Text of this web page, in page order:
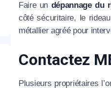
Faire un dépannage du
côté sécuritaire, le
métallier agréé pour
Contactez
Plusieurs propriétaires